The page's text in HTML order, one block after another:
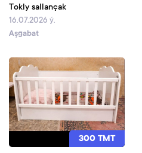
Tokly sallançak
16.07.2026 ý.
Aşgabat
300 TMT